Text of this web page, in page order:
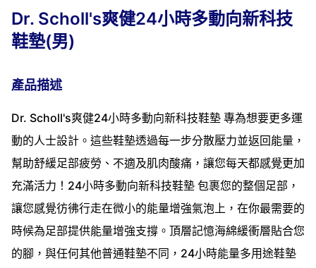
Dr. Scholl's爽健24小時多動向新科技
鞋墊(男)
產品描述
Dr. Scholl's爽健24小時多動向新科技鞋墊 專為想要更多運
動的人士設計。這些鞋墊透過每一步分散壓力並返回能量，
幫助舒緩足部疲勞、不適及肌肉酸痛，讓您每天都感覺更加
充滿活力！24小時多動向新科技鞋墊 包裹您的整個足部，
讓您感覺彷彿行走在微小的能量增強氣泡上，在你最需要的
時候為足部提供能量增強支撐。頂層記憶海綿緩衝層貼合您
的腳，與任何其他普通鞋墊不同，24小時能量多用途鞋墊